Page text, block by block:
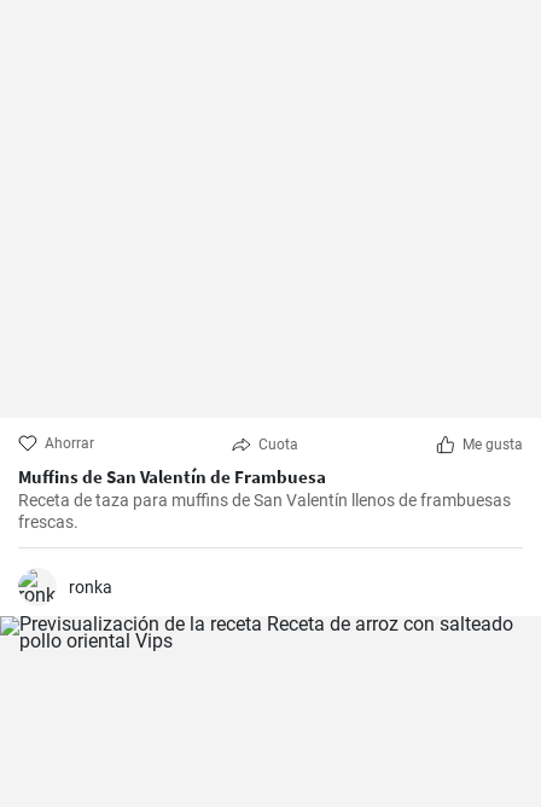
Ahorrar Cuota Me gusta
Muffins de San Valentín de Frambuesa
Receta de taza para muffins de San Valentín llenos de frambuesas
frescas.
ronka